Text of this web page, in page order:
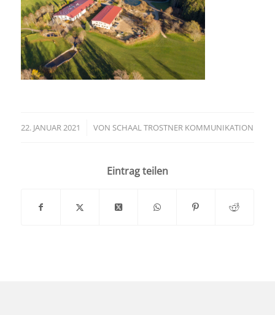
22. JANUAR 2021
/ VON SCHAAL TROSTNER KOMMUNIKATION
Eintrag teilen